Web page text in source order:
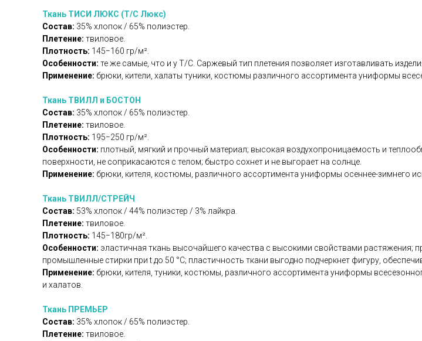
Ткань ТИСИ ЛЮКС (Т/С Люкс)
Состав: 35% хлопок / 65% полиэстер.
Плетение: твиловое.
Плотность: 145−160 гр/м².
Особенности: те же самые, что и у Т/С. Саржевый тип плетения позволяет изготавливать
Применение: брюки, кители, халаты туники, костюмы различного ассортимента униформы
Ткань ТВИЛЛ и БОСТОН
Состав: 35% хлопок / 65% полиэстер.
Плетение: твиловое.
Плотность: 195−250 гр/м².
Особенности: плотный, мягкий и прочный материал; высокая воздухопроницаемость и
поверхности, не соприкасаются с телом; быстро сохнет и не выгорает на солнце.
Применение: брюки, кителя, костюмы, различного ассортимента униформы осеннее-зимнего
Ткань ТВИЛЛ/СТРЕЙЧ
Состав: 53% хлопок / 44% полиэстер / 3% лайкра.
Плетение: твиловое.
Плотность: 145−180гр/м².
Особенности: эластичная ткань высочайшего качества с высокими свойствами растяжения;
промышленные стирки при t до 50 °C; пластичность ткани выгодно подчеркнет фигуру,
Применение: брюки, кителя, туники, костюмы, различного ассортимента униформы
и халатов.
Ткань ПРЕМЬЕР
Состав: 35% хлопок / 65% полиэстер.
Плетение: твиловое.